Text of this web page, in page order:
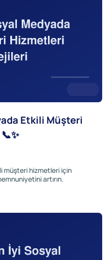
Etkili Müşteri
müşteri hizmetleri için
artırın.